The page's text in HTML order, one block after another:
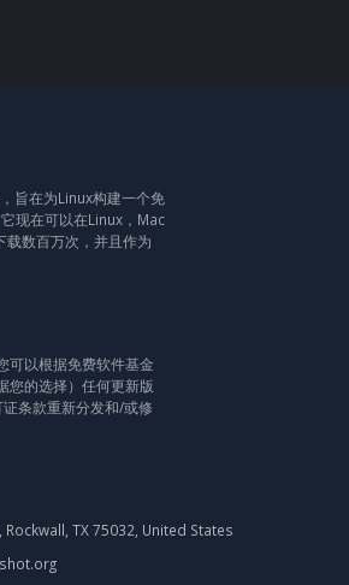
旨在为Linux构建一个免
现在可以在Linux，Mac
数百万次，并且作为
以根据免费软件基金
您的选择）任何更新版
条款重新分发和/或修
Rockwall, TX 75032, United States